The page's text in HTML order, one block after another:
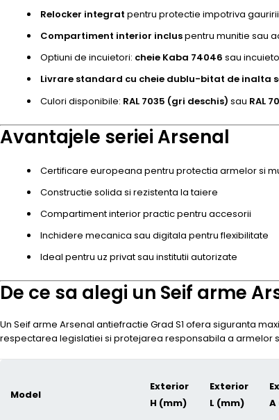
Relocker integrat pentru protectie impotriva
Compartiment interior incluspentru munitie sau
Optiuni de incuietori: cheie Kaba 74046 sau
Livrare standard cu cheie dublu-bitat de inalta
Culori disponibile: RAL 7035 (gri deschis) sau RAL
Avantajele seriei Arsenal
Certificare europeana pentru protectia armelor si
Constructie solida si rezistenta la taiere
Compartiment interior practic pentru accesorii
Inchidere mecanica sau digitala pentru flexibilitate
Ideal pentru uz privat sau institutii autorizate
De ce sa alegi un Seif arme
Un Seif arme Arsenal antiefractie Grad S1 ofera siguranta
respectarea legislatiei si protejarea responsabila a armelor
Model
Exterior
H (mm)
Exterior
L (mm)
A